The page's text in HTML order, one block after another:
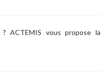
ACTEMIS vous propose la